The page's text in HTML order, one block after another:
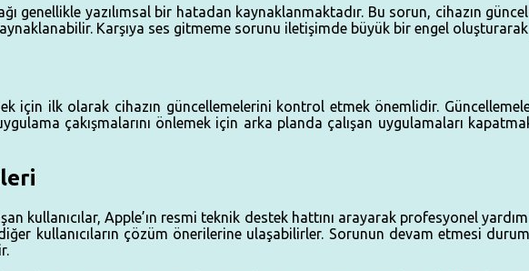
genellikle yazılımsal bir hatadan kaynaklanmaktadır. Bu sorun, cihazın
Karşıya ses gitmeme sorunu iletişimde büyük bir engel
için ilk olarak cihazın güncellemelerini kontrol etmek önemlidir.
çakışmalarını önlemek için arka planda çalışan uygulamaları
kullanıcılar, Apple’ın resmi teknik destek hattını arayarak profesyonel
kullanıcıların çözüm önerilerine ulaşabilirler. Sorunun devam etmesi